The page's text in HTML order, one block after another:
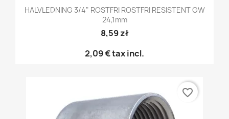
HALVLEDNING 3/4" ROSTFRI ROSTFRI RESISTENT GW
24,1mm
8,59 zł
2,09 €tax incl.
favorite_border